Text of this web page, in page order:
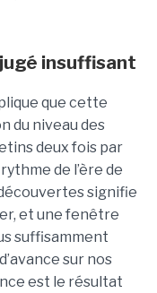
insuffisant
que cette
du niveau des
deux fois par
de l’ère de
signifie
et une fenêtre
suffisamment
sur nos
est le résultat